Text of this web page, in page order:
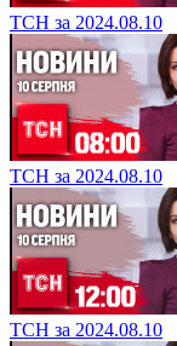
ТСН за 2024.08.10
ТСН за 2024.08.10
ТСН за 2024.08.10